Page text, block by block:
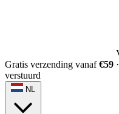
Gratis verzending vanaf€59 ·
verstuurd
NL